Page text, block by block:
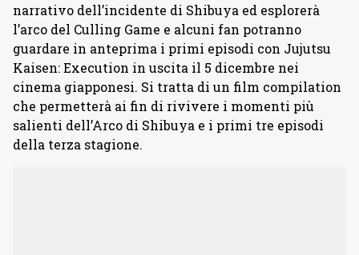
narrativo dell’incidente di Shibuya ed esplorerà
l’arco del Culling Game e alcuni fan potranno
guardare in anteprima i primi episodi con Jujutsu
Kaisen: Execution in uscita il 5 dicembre nei
cinema giapponesi. Si tratta di un film compilation
che permetterà ai fin di rivivere i momenti più
salienti dell’Arco di Shibuya e i primi tre episodi
della terza stagione.